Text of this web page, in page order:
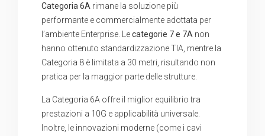
Categoria 6A rimane la soluzione più
performante e commercialmente adottata per
l’ambiente Enterprise. Lecategorie 7 e 7A non
hanno ottenuto standardizzazione TIA, mentre la
Categoria 8 è limitata a 30 metri, risultando non
pratica per la maggior parte delle strutture.
La Categoria 6A offre il miglior equilibrio tra
prestazioni a 10G e applicabilità universale.
Inoltre, le innovazioni moderne (come i cavi